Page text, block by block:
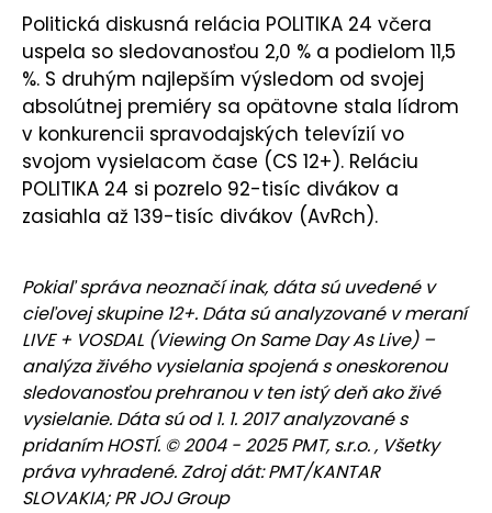
Politická diskusná relácia POLITIKA 24 včera
uspela so sledovanosťou 2,0 % a podielom 11,5
%. S druhým najlepším výsledom od svojej
absolútnej premiéry sa opätovne stala lídrom
v konkurencii spravodajských televízií vo
svojom vysielacom čase (CS 12+). Reláciu
POLITIKA 24 si pozrelo 92-tisíc divákov a
zasiahla až 139-tisíc divákov (AvRch).
Pokiaľ správa neoznačí inak, dáta sú uvedené v
cieľovej skupine 12+. Dáta sú analyzované v meraní
LIVE + VOSDAL (Viewing On Same Day As Live) –
analýza živého vysielania spojená s oneskorenou
sledovanosťou prehranou v ten istý deň ako živé
vysielanie. Dáta sú od 1. 1. 2017 analyzované s
pridaním HOSTÍ. © 2004 - 2025 PMT, s.r.o. , Všetky
práva vyhradené. Zdroj dát: PMT/KANTAR
SLOVAKIA; PR JOJ Group